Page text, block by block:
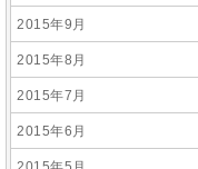
2015年9月
2015年8月
2015年7月
2015年6月